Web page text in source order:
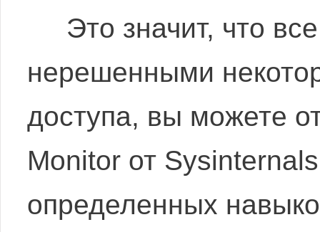
Это значит, что
нерешенными
доступа, вы можете
Monitor от
определенных